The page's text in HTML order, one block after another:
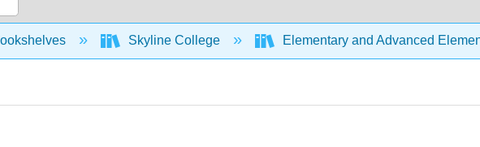
hierarchy Skyline College Elementary and Advanced